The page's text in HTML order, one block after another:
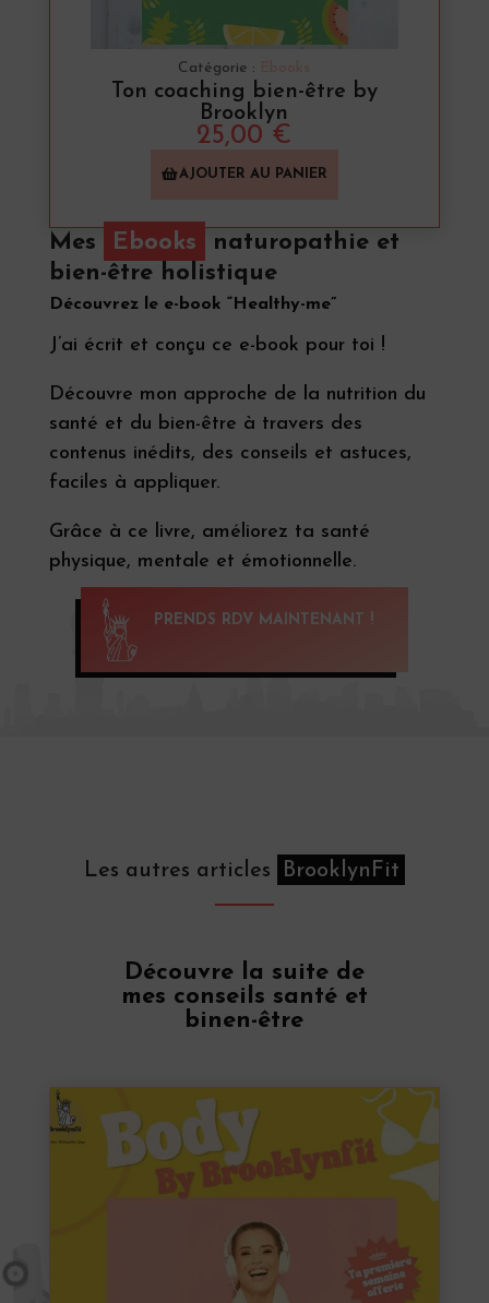
Catégorie :
Ton coaching bien-être by
Brooklyn
25,00 €
AJOUTER AU PANIER
Mes Ebooks
naturopathie et
bien-être holistique
Découvrez le e-book “Healthy-me”
J’ai écrit et conçu ce e-book pour toi !
Découvre mon approche de la nutrition du
santé et du bien-être à travers des
contenus inédits, des conseils et astuces,
faciles à appliquer.
Grâce à ce livre, améliorez ta santé
physique, mentale et émotionnelle.
PRENDS RDV MAINTENANT !
Les autres articles BrooklynFit
Découvre la suite de
mes conseils santé et
binen-être